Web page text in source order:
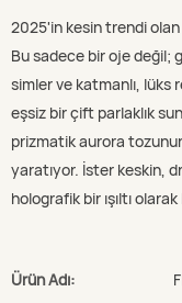
2025'in kesin trendi olan
Bu sadece bir oje değil;
simler ve katmanlı, lüks
eşsiz bir çift parlaklık
prizmatik aurora
yaratıyor. İster keskin,
holografik bir ışıltı
Ürün Adı: